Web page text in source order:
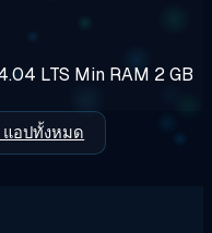
LTS Min RAM 2 GB
อปทั้งหมด